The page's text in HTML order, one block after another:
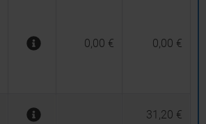
0,00 € 0,00 €
31,20 €